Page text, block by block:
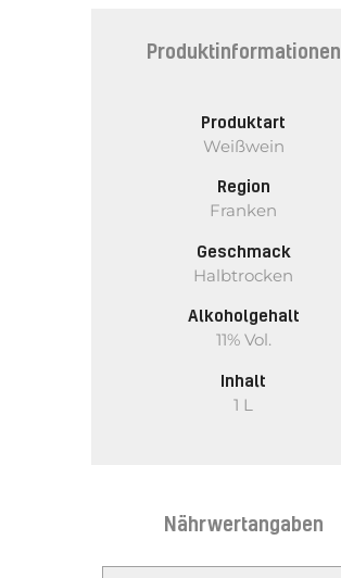
Produktinformationen
Produktart
Weißwein
Region
Franken
Geschmack
Halbtrocken
Alkoholgehalt
11% Vol.
Inhalt
1 L
Nährwertangaben